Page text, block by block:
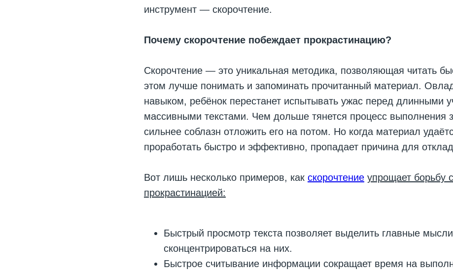
инструмент — скорочтение.
Почему скорочтение побеждает прокрастинацию?
Скорочтение — это уникальная методика, позволяющая читать
этом лучше понимать и запоминать прочитанный материал.
навыком, ребёнок перестанет испытывать ужас перед длинными
массивными текстами. Чем дольше тянется процесс выполнения
сильнее соблазн отложить его на потом. Но когда материал
проработать быстро и эффективно, пропадает причина для
Вот лишь несколько примеров, как скорочтение упрощает борьбу с
прокрастинацией:
Быстрый просмотр текста позволяет выделить главные
сконцентрироваться на них.
Быстрое считывание информации сокращает время на